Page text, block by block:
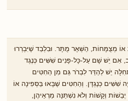
מְצֻמָּחוֹת, הַשְּׁאָר מֻתָּר. וּבִלְבַד שֶׁיִּבְרְרוּ
אִם יֵשׁ שָׁם עַל-כָּל-פָּנִים שִׁשִּׁים כְּנֶגֶד
יֵשׁ לְהַדֵּר לִבְרֹר גַּם מִן הַחִטִּים
שִׁשִּׁים כְּנֶגְדָּן. וְהַחִטִּים שֶׁבָּאוּ בַּסְּפִינָה אוֹ
וְקָשׁוֹת וְלֹא נִשְׁתַּנָּה מַרְאֵיהֶן,